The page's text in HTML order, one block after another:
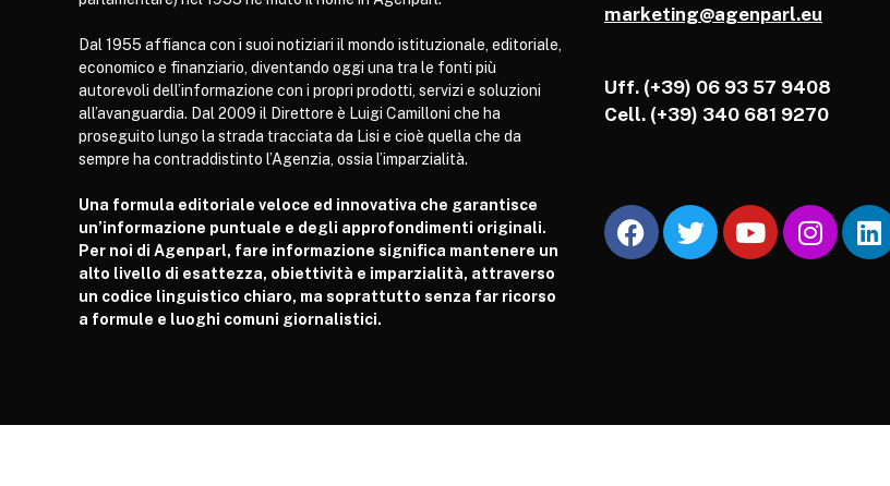
Dal 1955 affianca con i suoi notiziari il mondo istituzionale, editoriale,
economico e finanziario, diventando oggi una tra le fonti più
autorevoli dell’informazione con i propri prodotti, servizi e soluzioni
all’avanguardia. Dal 2009 il Direttore è Luigi Camilloni che ha
proseguito lungo la strada tracciata da Lisi e cioè quella che da
sempre ha contraddistinto l’Agenzia, ossia l’imparzialità.
Una formula editoriale veloce ed innovativa che garantisce
un’informazione puntuale e degli approfondimenti originali.
Per noi di Agenparl, fare informazione significa mantenere un
alto livello di esattezza, obiettività e imparzialità, attraverso
un codice linguistico chiaro, ma soprattutto senza far ricorso
a formule e luoghi comuni giornalistici.
marketing@agenparl.eu
Uff. (+39) 06 93 57 9408
Cell. (+39) 340 681 9270